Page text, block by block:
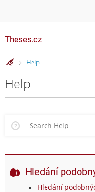
Theses.cz
>Help
Help
Hledání
Hledání